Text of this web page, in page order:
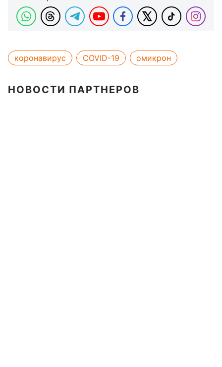
коронавирус COVID-19 омикрон
НОВОСТИ ПАРТНЕРОВ